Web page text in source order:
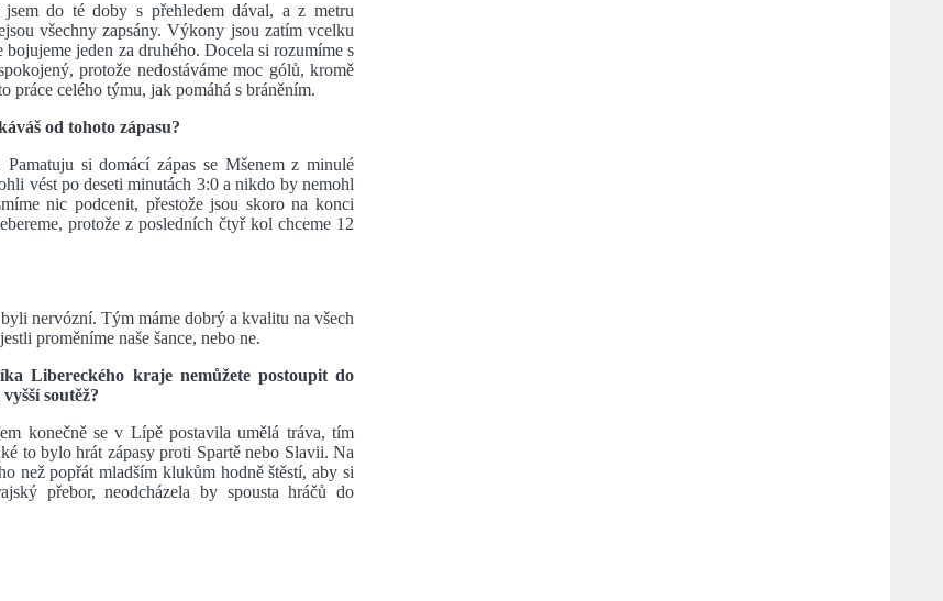
do té doby s přehledem dával, a z metru
všechny zapsány. Výkony jsou zatím vcelku
jeden za druhého. Docela si rozumíme s
protože nedostáváme moc gólů, kromě
práce celého týmu, jak pomáhá s bráněním.
od tohoto zápasu?
si domácí zápas se Mšenem z minulé
vést po deseti minutách 3:0 a nikdo by nemohl
nic podcenit, přestože jsou skoro na konci
protože z posledních čtyř kol chceme 12
nervózní. Tým máme dobrý a kvalitu na všech
proměníme naše šance, nebo ne.
Libereckého kraje nemůžete postoupit do
soutěž?
konečně se v Lípě postavila umělá tráva, tím
to bylo hrát zápasy proti Spartě nebo Slavii. Na
než popřát mladším klukům hodně štěstí, aby si
přebor, neodcházela by spousta hráčů do